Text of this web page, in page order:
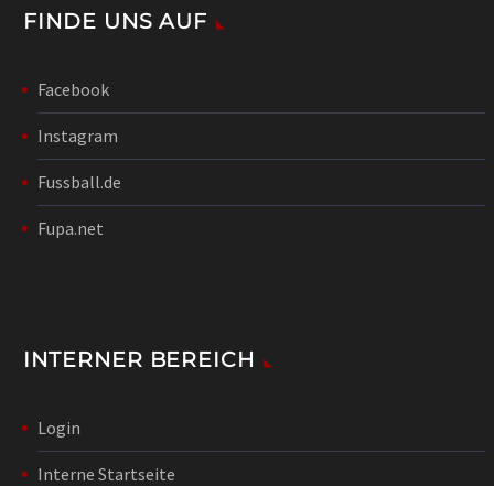
FINDE UNS AUF
Facebook
Instagram
Fussball.de
Fupa.net
INTERNER BEREICH
Login
Interne Startseite